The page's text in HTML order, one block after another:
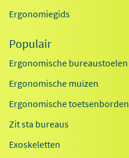
Ergonomiegids
Populair
Ergonomische bureaustoelen
Ergonomische muizen
Ergonomische toetsenborden
Zit sta bureaus
Exoskeletten